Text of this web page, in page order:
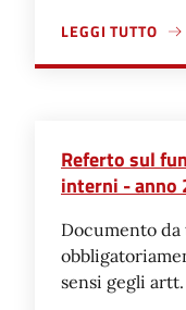
LEGGI TUTTO
A PROPOSITO
Referto sul
interni - anno
Documento
sensi gegli artt.